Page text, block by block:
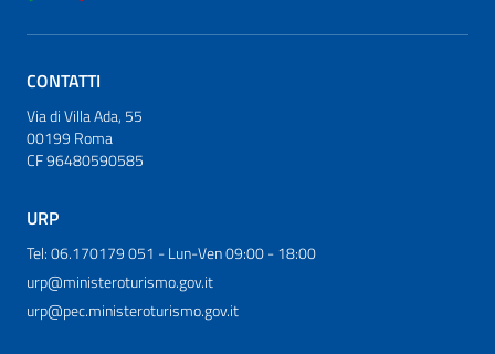
CONTATTI
Via di Villa Ada, 55
00199 Roma
CF 96480590585
URP
Tel: 06.170179 051 - Lun-Ven 09:00 - 18:00
urp@ministeroturismo.gov.it
urp@pec.ministeroturismo.gov.it